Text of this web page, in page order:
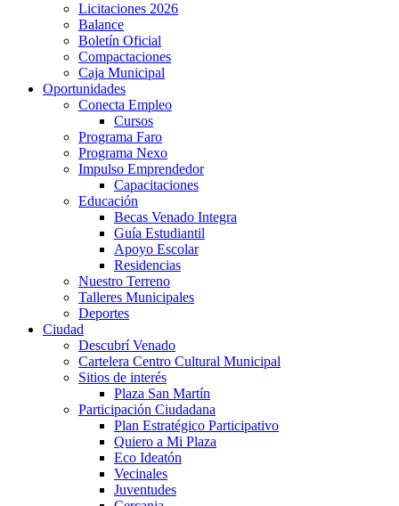
Licitaciones 2026
Balance
Boletín Oficial
Compactaciones
Caja Municipal
Oportunidades
Conecta Empleo
Cursos
Programa Faro
Programa Nexo
Impulso Emprendedor
Capacitaciones
Educación
Becas Venado Integra
Guía Estudiantil
Apoyo Escolar
Residencias
Nuestro Terreno
Talleres Municipales
Deportes
Ciudad
Descubrí Venado
Cartelera Centro Cultural Municipal
Sitios de interés
Plaza San Martín
Participación Ciudadana
Plan Estratégico Participativo
Quiero a Mi Plaza
Eco Ideatón
Vecinales
Juventudes